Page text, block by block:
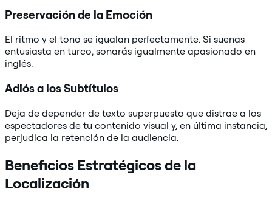
Preservación de la Emoción
El ritmo y el tono se igualan perfectamente. Si suenas
entusiasta en turco, sonarás igualmente apasionado en
inglés.
Adiós a los Subtítulos
Deja de depender de texto superpuesto que distrae a los
espectadores de tu contenido visual y, en última instancia,
perjudica la retención de la audiencia.
Beneficios Estratégicos de la
Localización